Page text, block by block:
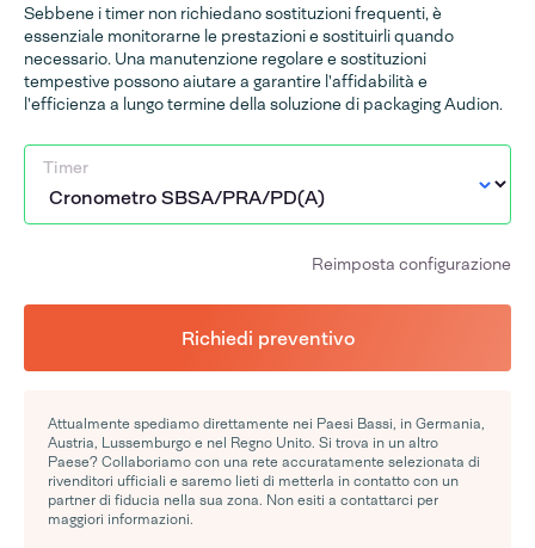
Sebbene i timer non richiedano sostituzioni frequenti, è
essenziale monitorarne le prestazioni e sostituirli quando
necessario. Una manutenzione regolare e sostituzioni
tempestive possono aiutare a garantire l'affidabilità e
l'efficienza a lungo termine della soluzione di packaging Audion.
Timer
Reimposta configurazione
Richiedi preventivo
Attualmente spediamo direttamente nei Paesi Bassi, in Germania,
Austria, Lussemburgo e nel Regno Unito. Si trova in un altro
Paese? Collaboriamo con una rete accuratamente selezionata di
rivenditori ufficiali e saremo lieti di metterla in contatto con un
partner di fiducia nella sua zona. Non esiti a contattarci per
maggiori informazioni.